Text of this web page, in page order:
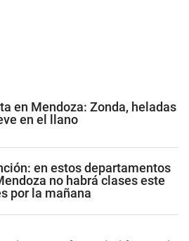
en Mendoza: Zonda, heladas
en el llano
en estos departamentos
no habrá clases este
por la mañana